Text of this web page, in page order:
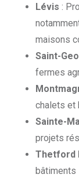
Lévis :
maisons
Saint-
fermes
chalets et
Sainte-
projets
Thetford
bâtiments